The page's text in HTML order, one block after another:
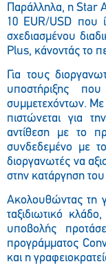
Παράλληλα, η Star
10 EUR/USD που
σχεδιασμένου
Plus, κάνοντάς το
Για τους
υποστήριξης
συμμετεχόντων. Με
πιστώνεται για
αντίθεση με το
συνδεδεμένο με
διοργανωτές να
στην κατάργηση
Ακολουθώντας τη
ταξιδιωτικό
υποβολής
προγράμματος
και η